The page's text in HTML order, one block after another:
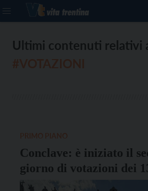
Ultimi contenuti relativi
Conclave: è iniziato il
giorno di votazioni dei
cardinali elettori